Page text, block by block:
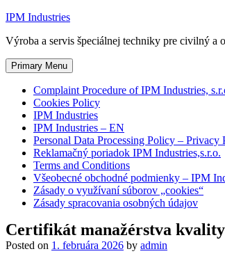
Skip
content
IPM Industries
Výroba a servis špeciálnej techniky pre civilný a
Primary Menu
Complaint Procedure of IPM Industries,
Cookies Policy
IPM Industries
IPM Industries – EN
Personal Data Processing Policy – Privacy
Reklamačný poriadok IPM Industries,s.r.o.
Terms and Conditions
Všeobecné obchodné podmienky – IPM
Zásady o využívaní súborov „cookies“
Zásady spracovania osobných údajov
Certifikát manažérstva
Posted on 1. februára 2026 by admin